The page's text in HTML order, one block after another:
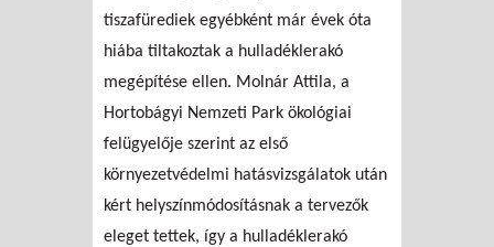
tiszafürediek egyébként már évek óta
hiába tiltakoztak a hulladéklerakó
megépítése ellen. Molnár Attila, a
Hortobágyi Nemzeti Park ökológiai
felügyelője szerint az első
környezetvédelmi hatásvizsgálatok után
kért helyszínmódosításnak a tervezők
eleget tettek, így a hulladéklerakó